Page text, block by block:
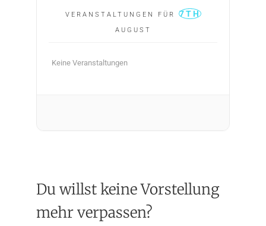
VERANSTALTUNGEN FÜR 7TH
AUGUST
Keine Veranstaltungen
Du willst keine Vorstellung
mehr verpassen?